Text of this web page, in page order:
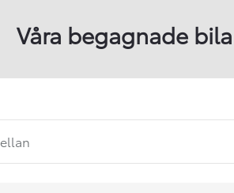
Våra begagnade